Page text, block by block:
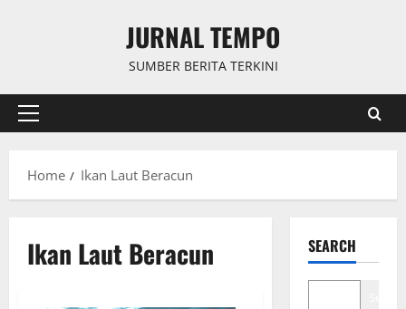
JURNAL TEMPO
SUMBER BERITA TERKINI
Primary
Home
Ikan Laut Beracun
Ikan Laut Beracun SEARCH